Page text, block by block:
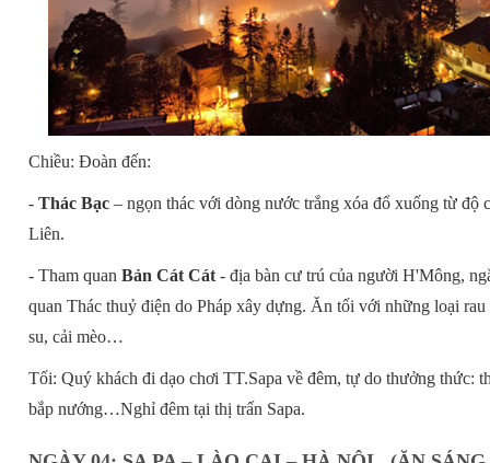
Chiều: Đoàn đến:
- Thác Bạc – ngọn thác với dòng nước trắng xóa đổ xuống từ độ
Liên.
- Tham quan Bản Cát Cát - địa bàn cư trú của người H'Mông,
quan Thác thuỷ điện do Pháp xây dựng. Ăn tối với những loại
su, cải mèo…
Tối: Quý khách đi dạo chơi TT.Sapa về đêm, tự do thưởng thức:
bắp nướng…Nghỉ đêm tại thị trấn Sapa.